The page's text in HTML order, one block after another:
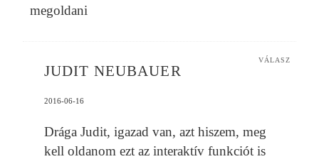
megoldani
VÁLASZ
JUDIT NEUBAUER
2016-06-16
Drága Judit, igazad van, azt hiszem, meg
kell oldanom ezt az interaktív funkciót is